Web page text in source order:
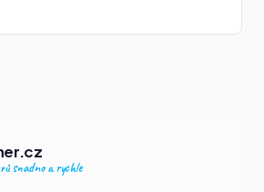
snadno a rychle